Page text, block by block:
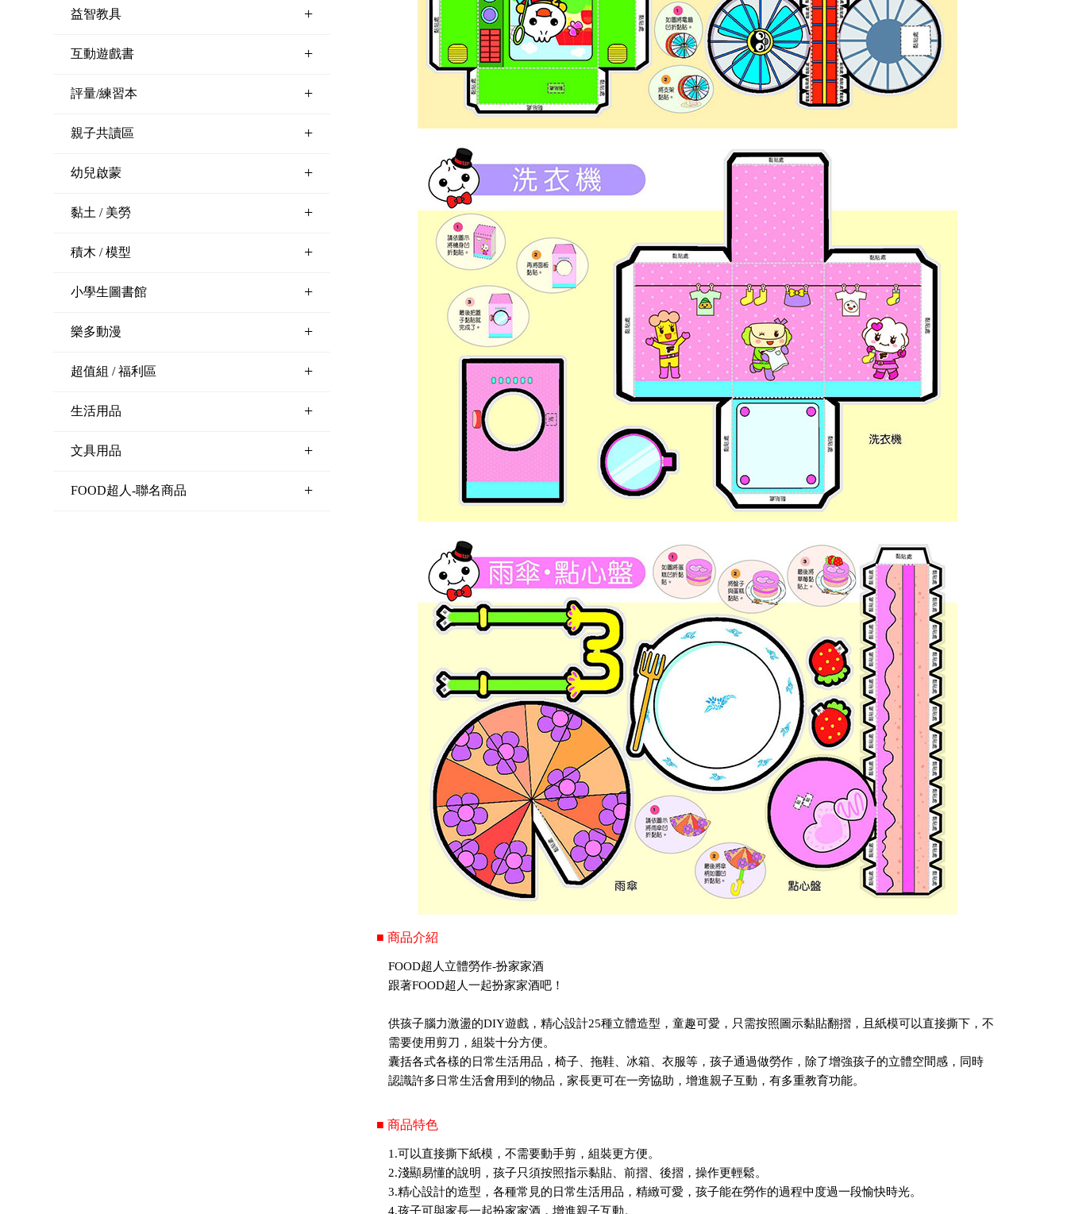
益智教具 +
互動遊戲書 +
評量/練習本 +
親子共讀區 +
幼兒啟蒙 +
黏土 / 美勞 +
積木 / 模型 +
小學生圖書館 +
樂多動漫 +
超值組 / 福利區 +
生活用品 +
文具用品 +
FOOD超人-聯名商品 +
■ 商品介紹
FOOD超人立體勞作-扮家家酒
跟著FOOD超人一起扮家家酒吧！
供孩子腦力激盪的DIY遊戲，精心設計25種立體造型，童趣可愛，只需按照圖示黏貼翻摺，且紙模可以直接撕下，不
需要使用剪刀，組裝十分方便。
囊括各式各樣的日常生活用品，椅子、拖鞋、冰箱、衣服等，孩子通過做勞作，除了增強孩子的立體空間感，同時
認識許多日常生活會用到的物品，家長更可在一旁協助，增進親子互動，有多重教育功能。
■ 商品特色
1.可以直接撕下紙模，不需要動手剪，組裝更方便。
2.淺顯易懂的說明，孩子只須按照指示黏貼、前摺、後摺，操作更輕鬆。
3.精心設計的造型，各種常見的日常生活用品，精緻可愛，孩子能在勞作的過程中度過一段愉快時光。
4.孩子可與家長一起扮家家酒，增進親子互動。